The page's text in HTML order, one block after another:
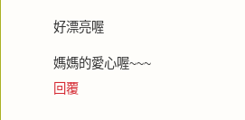
好漂亮喔
媽媽的愛心喔~~~
回覆